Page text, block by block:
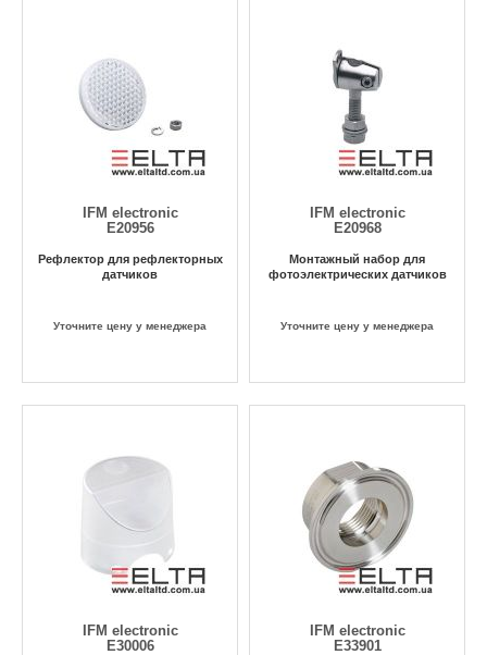
IFM electronic
E20956
Рефлектор для рефлекторных
датчиков
Уточните цену у менеджера
IFM electronic
E20968
Монтажный набор для
фотоэлектрических датчиков
Уточните цену у менеджера
IFM electronic
E30006
IFM electronic
E33901